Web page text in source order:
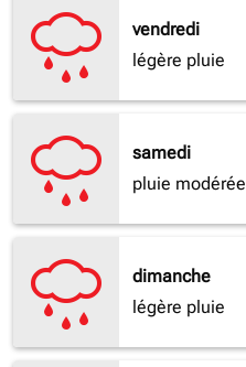
vendredi
légère pluie
samedi
pluie modérée
dimanche
légère pluie